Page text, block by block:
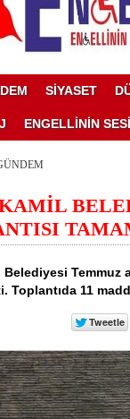
SİYASET
ENGELLİNİN SESİ
Temmuz
Toplantıda 11